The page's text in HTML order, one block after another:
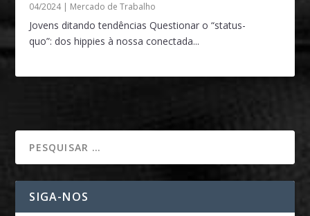
04/2024| Mercado de Trabalho
Jovens ditando tendências Questionar o “status-
quo”: dos hippies à nossa conectada...
SIGA-NOS